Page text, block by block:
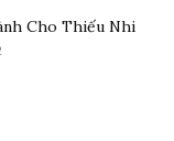
Cho Thiếu Nhi